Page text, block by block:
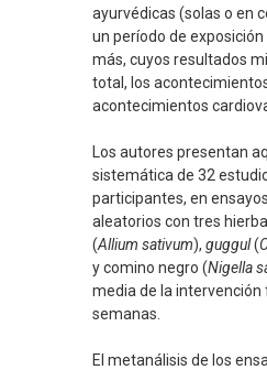
ayurvédicas (solas o en
un período de
más, cuyos resultados
total, los
acontecimientos
Los autores presentan
sistemática de 32
participantes, en
aleatorios con tres
(Allium sativum), guggul(
y comino negro (Nigella
media de la intervención
semanas.
El metanálisis de los